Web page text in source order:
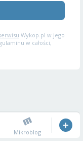
Wykop.pl w jego
w całości,
Mikroblog